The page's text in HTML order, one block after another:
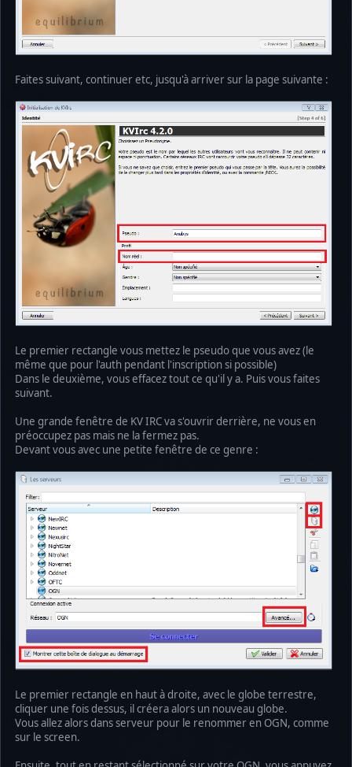
Faites suivant, continuer etc, jusqu'à arriver sur la page suivante :
Le premier rectangle vous mettez le pseudo que vous avez (le
même que pour l'auth pendant l'inscription si possible)
Dans le deuxième, vous effacez tout ce qu'il y a. Puis vous faites
suivant.
Une grande fenêtre de KV IRC va s'ouvrir derrière, ne vous en
préoccupez pas mais ne la fermez pas.
Devant vous avec une petite fenêtre de ce genre :
Le premier rectangle en haut à droite, avec le globe terrestre,
cliquer une fois dessus, il créera alors un nouveau globe.
Vous allez alors dans serveur pour le renommer en OGN, comme
sur le screen.